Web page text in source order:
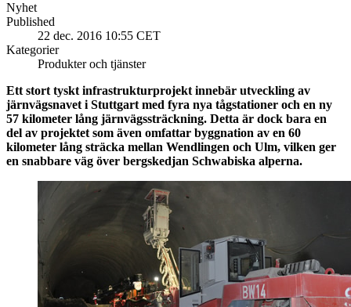
Nyhet
Published
22 dec. 2016 10:55 CET
Kategorier
Produkter och tjänster
Ett stort tyskt infrastrukturprojekt innebär utveckling av
järnvägsnavet i Stuttgart med fyra nya tågstationer och en ny
57 kilometer lång järnvägssträckning. Detta är dock bara en
del av projektet som även omfattar byggnation av en 60
kilometer lång sträcka mellan Wendlingen och Ulm, vilken ger
en snabbare väg över bergskedjan Schwabiska alperna.